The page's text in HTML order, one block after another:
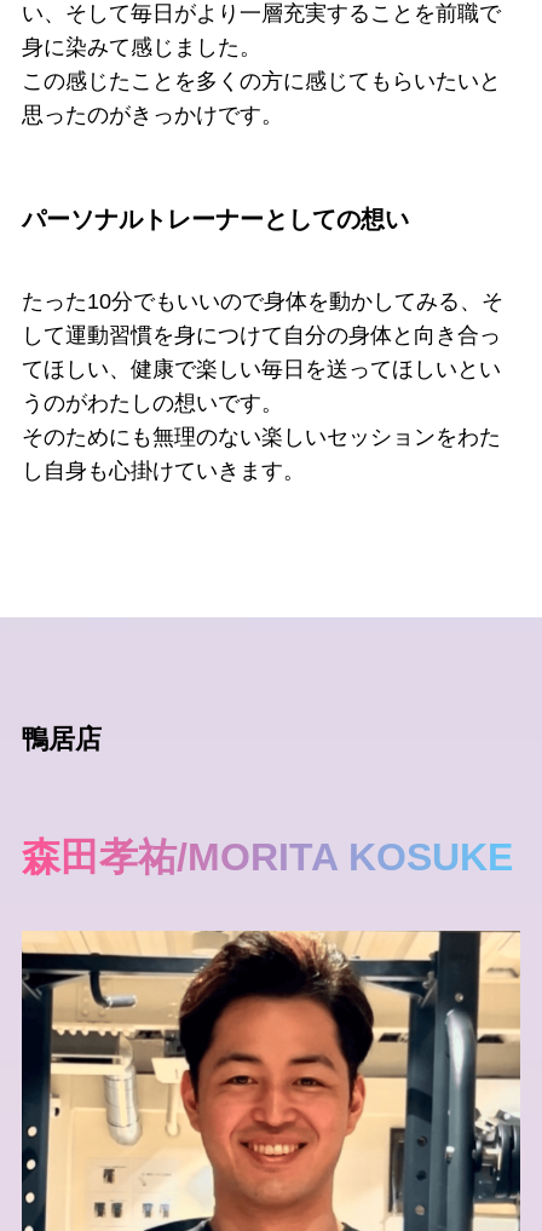
い、そして毎日がより一層充実することを前職で
身に染みて感じました。
この感じたことを多くの方に感じてもらいたいと
思ったのがきっかけです。
パーソナルトレーナーとしての想い
たった10分でもいいので身体を動かしてみる、そ
して運動習慣を身につけて自分の身体と向き合っ
てほしい、健康で楽しい毎日を送ってほしいとい
うのがわたしの想いです。
そのためにも無理のない楽しいセッションをわた
し自身も心掛けていきます。
鴨居店
森田孝祐/MORITA KOSUKE